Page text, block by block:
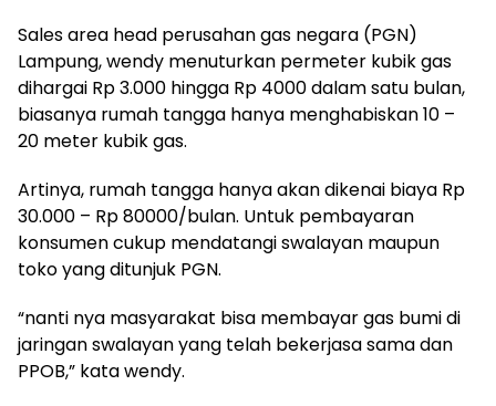
Sales area head perusahan gas negara (PGN)
Lampung, wendy menuturkan permeter kubik gas
dihargai Rp 3.000 hingga Rp 4000 dalam satu bulan,
biasanya rumah tangga hanya menghabiskan 10 –
20 meter kubik gas.
Artinya, rumah tangga hanya akan dikenai biaya Rp
30.000 – Rp 80000/bulan. Untuk pembayaran
konsumen cukup mendatangi swalayan maupun
toko yang ditunjuk PGN.
“nanti nya masyarakat bisa membayar gas bumi di
jaringan swalayan yang telah bekerjasa sama dan
PPOB,” kata wendy.